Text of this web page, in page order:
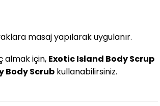
masaj yapılarak uygulanır.
almak için, Exotic Island Body Scrup
Body Scrub kullanabilirsiniz.